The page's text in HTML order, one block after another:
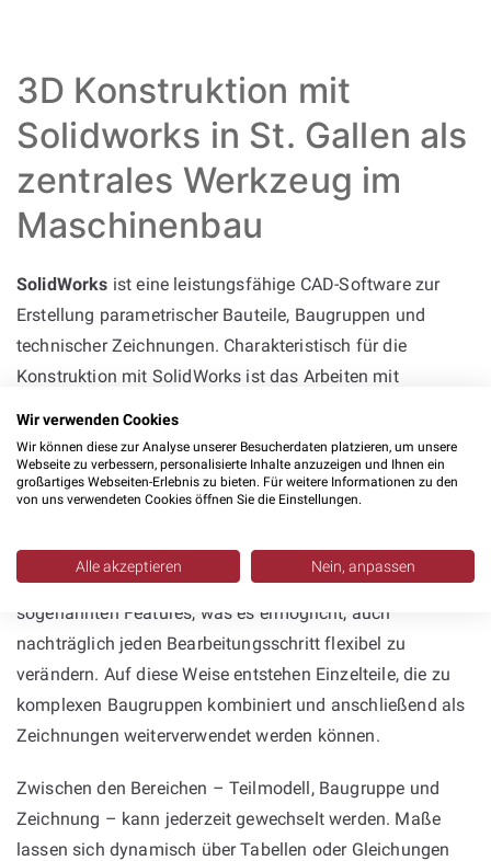
3D Konstruktion mit
Solidworks in St. Gallen als
zentrales Werkzeug im
Maschinenbau
SolidWorks ist eine leistungsfähige CAD-Software zur
Erstellung parametrischer Bauteile, Baugruppen und
technischer Zeichnungen. Charakteristisch für die
Konstruktion mit SolidWorks ist das Arbeiten mit
sowie mit konkreten Bemaßungen zur präzisen Definition
von Geometrien. Die Software kann selbst genutzt
werden, oder beiSolidworks Dienstleisternausgelagert
Die Modellierung erfolgt in modularen Schritten,
sogenannten Features, was es ermöglicht, auch
nachträglich jeden Bearbeitungsschritt flexibel zu
verändern. Auf diese Weise entstehen Einzelteile, die zu
komplexen Baugruppen kombiniert und anschließend als
Zeichnungen weiterverwendet werden können.
Zwischen den Bereichen – Teilmodell, Baugruppe und
Zeichnung – kann jederzeit gewechselt werden. Maße
lassen sich dynamisch über Tabellen oder Gleichungen
Wir verwenden Cookies
Wir können diese zur Analyse unserer Besucherdaten platzieren, um unsere
Webseite zu verbessern, personalisierte Inhalte anzuzeigen und Ihnen ein
großartiges Webseiten-Erlebnis zu bieten. Für weitere Informationen zu den
von uns verwendeten Cookies öffnen Sie die Einstellungen.
Alle akzeptieren Nein, anpassen